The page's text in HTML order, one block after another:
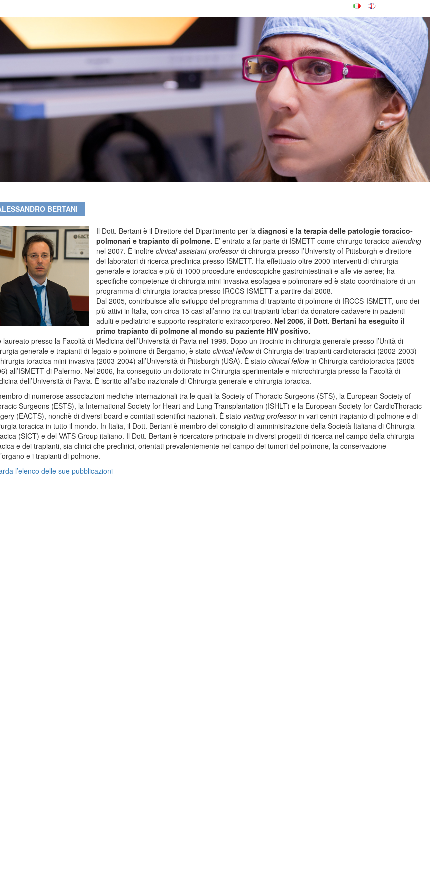
BERTANI
Il Dott. Bertani è il Direttore del Dipartimento per la diagnosi e la terapia delle patologie toracico-
polmonari e trapianto di polmone. E’ entrato a far parte di ISMETT come chirurgo toracico attending
nel 2007. È inoltre clinical assistant professordi chirurgia presso l’University of Pittsburgh e direttore
dei laboratori di ricerca preclinica presso ISMETT. Ha effettuato oltre 2000 interventi di chirurgia
generale e toracica e più di 1000 procedure endoscopiche gastrointestinali e alle vie aeree; ha
specifiche competenze di chirurgia mini-invasiva esofagea e polmonare ed è stato coordinatore di un
programma di chirurgia toracica presso IRCCS-ISMETT a partire dal 2008.
Dal 2005, contribuisce allo sviluppo del programma di trapianto di polmone di IRCCS-ISMETT, uno dei
più attivi in Italia, con circa 15 casi all’anno tra cui trapianti lobari da donatore cadavere in pazienti
adulti e pediatrici e supporto respiratorio extracorporeo. Nel 2006, il Dott. Bertani ha eseguito il
primo trapianto di polmone al mondo su paziente HIV positivo.
laureato presso la Facoltà di Medicina dell’Università di Pavia nel 1998. Dopo un tirocinio in chirurgia generale presso l’Unità di
generale e trapianti di fegato e polmone di Bergamo, è stato clinical fellowdi Chirurgia dei trapianti cardiotoracici (2002-2003)
toracica mini-invasiva (2003-2004) all’Università di Pittsburgh (USA). È stato clinical fellowin Chirurgia cardiotoracica (2005-
all’ISMETT di Palermo. Nel 2006, ha conseguito un dottorato in Chirurgia sperimentale e microchirurgia presso la Facoltà di
dell’Università di Pavia. È iscritto all’albo nazionale di Chirurgia generale e chirurgia toracica.
di numerose associazioni mediche internazionali tra le quali la Society of Thoracic Surgeons (STS), la European Society of
Surgeons (ESTS), la International Society for Heart and Lung Transplantation (ISHLT) e la European Society for CardioThoracic
(EACTS), nonchè di diversi board e comitati scientifici nazionali. È stato visiting professorin vari centri trapianto di polmone e di
toracica in tutto il mondo. In Italia, il Dott. Bertani è membro del consiglio di amministrazione della Società Italiana di Chirurgia
(SICT) e del VATS Group italiano. Il Dott. Bertani è ricercatore principale in diversi progetti di ricerca nel campo della chirurgia
e dei trapianti, sia clinici che preclinici, orientati prevalentemente nel campo dei tumori del polmone, la conservazione
e i trapianti di polmone.
l’elenco delle sue pubblicazioni